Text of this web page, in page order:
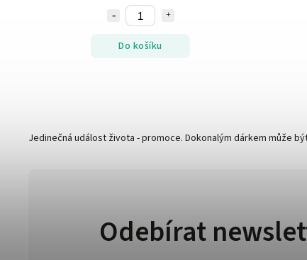
Do košíku
Jedinečná událost života - promoce. Dokonalým dárkem může
Odebírat